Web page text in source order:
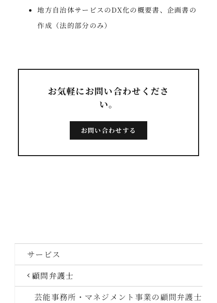
地方自治体サービスのDX化の概要書、企画書の
作成（法的部分のみ）
お気軽にお問い合わせくださ
い。
お問い合わせする
サービス
顧問弁護士
芸能事務所・マネジメント事業の顧問弁護士